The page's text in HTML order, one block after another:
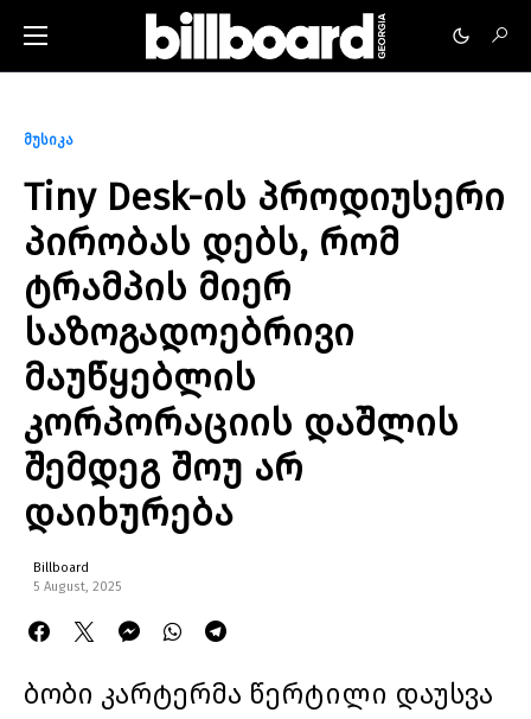
მუსიკა
Tiny Desk-ის პროდიუსერი
პირობას დებს, რომ
ტრამპის მიერ
საზოგადოებრივი
მაუწყებლის
კორპორაციის დაშლის
შემდეგ შოუ არ
დაიხურება
Billboard
5 August, 2025
ბობი კარტერმა წერტილი დაუსვა